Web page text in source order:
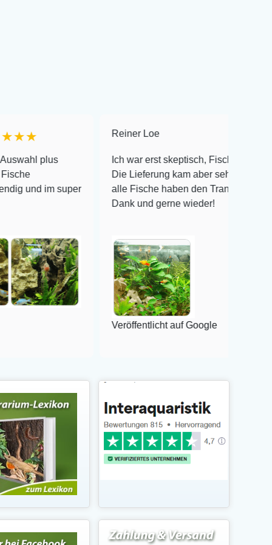
plus
im super
Reiner Loe
Ich war erst skeptisch, Fische online zu
Die Lieferung kam aber sehr gut verpackt
alle Fische haben den Transport überlebt!
Dank und gerne wieder!
Veröffentlicht auf Google